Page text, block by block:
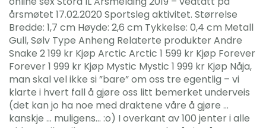
årsmøtet 17.02.2020 Sportsleg aktivitet. Størrelse
Bredde: 1,7 cm Høyde: 2,6 cm Tykkelse: 0,4 cm Metall
Gull, Sølv Type Anheng Relaterte produkter Andre
Snake 2 199 kr Kjøp Arctic Arctic 1 599 kr Kjøp Forever
Forever 1 999 kr Kjøp Mystic Mystic 1 999 kr Kjøp Nåja,
man skal vel ikke si ”bare” om oss tre egentlig – vi
klarte i hvert fall å gjøre oss litt bemerket underveis
(det kan jo ha noe med draktene våre å gjøre …
kanskje … muligens… :o) I overkant av 100 jenter i alle